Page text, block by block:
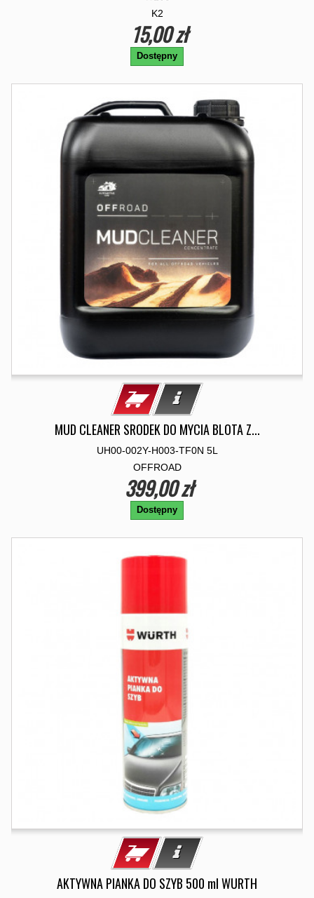
K2
15,00 zł
Dostępny
MUD CLEANER SRODEK DO MYCIA BLOTA Z...
UH00-002Y-H003-TF0N 5L
OFFROAD
399,00 zł
Dostępny
AKTYWNA PIANKA DO SZYB 500 ml WURTH